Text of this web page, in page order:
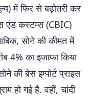
में फिर से बढ़ोतरी कर
एंड कस्टम्स (CBIC)
सोने की कीमत में
4% का इजाफा किया
की बेस इम्पोर्ट प्राइस
हो गई है. वहीं, चांदी